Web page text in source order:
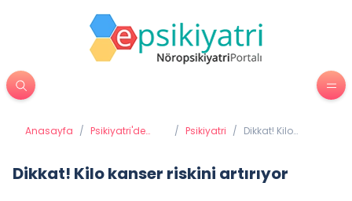
Anasayfa / Psikiyatri'de
/ Psikiyatri / Dikkat! Kilo
Dikkat! Kilo kanser riskini artırıyor